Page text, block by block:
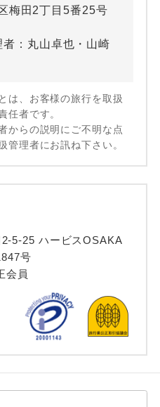
梅田2丁目5番25号
：丸山卓也・山崎
は、お客様の旅行を取扱
任者です。
からの説明にご不明な点
管理者にお訊ね下さい。
5-25 ハービスOSAKA
号
会員